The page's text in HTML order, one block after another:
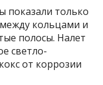
показали только
кольцами и
полосы. Налет
светло-
от коррозии